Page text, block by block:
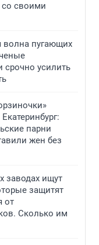
со своими
волна пугающих
срочно усилить
парни
жен без
заводах ищут
защитят
от
Сколько им